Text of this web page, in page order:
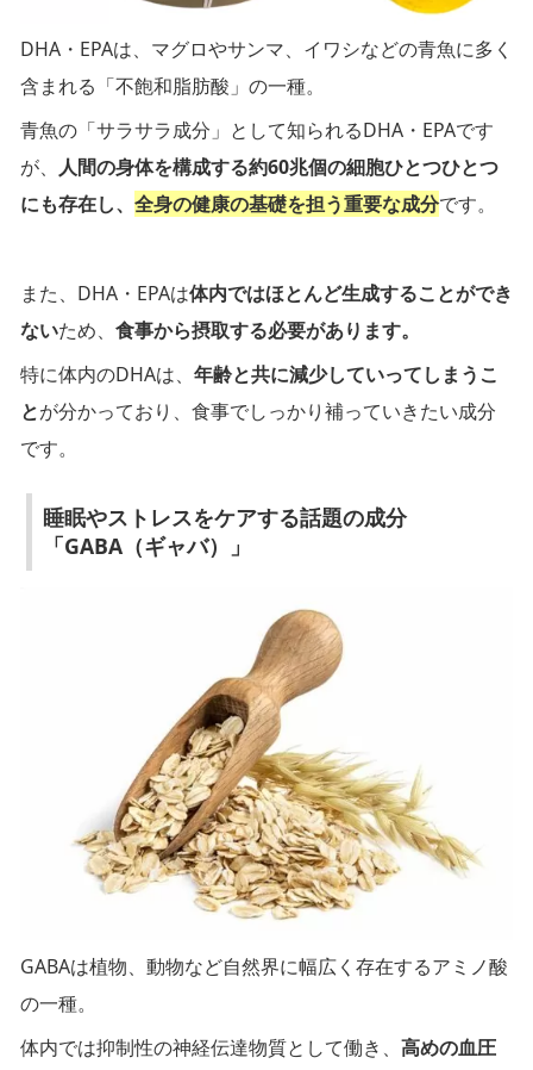
DHA・EPAは、マグロやサンマ、イワシなどの青魚に多く
含まれる「不飽和脂肪酸」の一種。
青魚の「サラサラ成分」として知られるDHA・EPAです
が、 人間の身体を構成する約60兆個の細胞ひとつひとつ
にも存在し、 全身の健康の基礎を担う重要な成分です。
また、DHA・EPAは体内ではほとんど生成することができ
ないため、 食事から摂取する必要があります。
特に体内のDHAは、 年齢と共に減少していってしまうこ
とが分かっており、食事でしっかり補っていきたい成分
です。
睡眠やストレスをケアする話題の成分
「GABA（ギャバ）」
GABAは植物、動物など自然界に幅広く存在するアミノ酸
の一種。
体内では抑制性の神経伝達物質として働き、 高めの血圧